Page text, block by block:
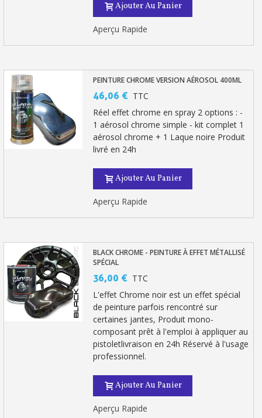
Ajouter Au Panier
Aperçu Rapide
PEINTURE CHROME VERSION AÉROSOL 400ML
46,06 € TTC
Réel effet chrome en spray 2 options : -
1 aérosol chrome simple - kit complet 1
aérosol chrome + 1 Laque noire Produit
livré en 24h
Ajouter Au Panier
Aperçu Rapide
BLACK CHROME - PEINTURE À EFFET MÉTALLISÉ
SPÉCIAL
36,00 € TTC
L'effet Chrome noir est un effet spécial
de peinture parfois rencontré sur
certaines jantes, Produit mono-
composant prêt à l'emploi à appliquer au
pistoletlivraison en 24h Réservé à l'usage
professionnel.
Ajouter Au Panier
Aperçu Rapide